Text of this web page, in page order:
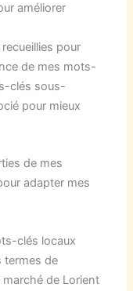
améliorer
pour
de mes mots-
clés sous-
pour mieux
de mes
adapter mes
clés locaux
termes de
de Lorient